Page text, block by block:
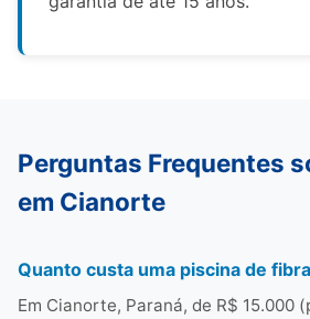
Perguntas Frequentes
em Cianorte
Quanto custa uma piscina de
Em Cianorte, Paraná, de R$ 15.000